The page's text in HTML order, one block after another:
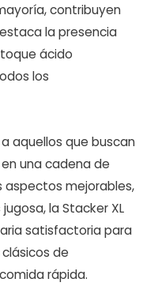
contribuyen
la presencia
ácido
los
aquellos que buscan
una cadena de
aspectos mejorables,
la Stacker XL
satisfactoria para
de
rápida.